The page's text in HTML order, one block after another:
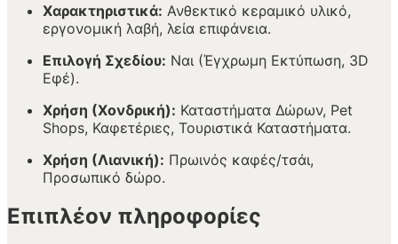
Χαρακτηριστικά: Ανθεκτικό κεραμικό υλικό,
εργονομική λαβή, λεία επιφάνεια.
Επιλογή Σχεδίου: Ναι (Έγχρωμη Εκτύπωση, 3D
Εφέ).
Χρήση (Χονδρική): Καταστήματα Δώρων, Pet
Shops, Καφετέριες, Τουριστικά Καταστήματα.
Χρήση (Λιανική): Πρωινός καφές/τσάι,
Προσωπικό δώρο.
Επιπλέον πληροφορίες